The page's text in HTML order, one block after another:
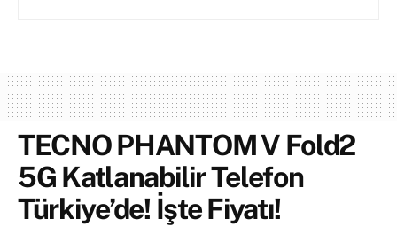
TECNO PHANTOM V Fold2
5G Katlanabilir Telefon
Türkiye’de! İşte Fiyatı!